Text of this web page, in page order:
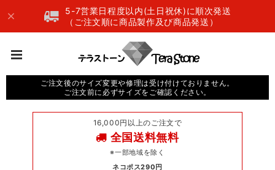
5-7営業日程度以内(土日祝休)に順次発送
（ご注文順に商品製作及び商品発送）
ご注文後のサイズ変更や修理は受け付けておりません。
ご注文前に必ずサイズをご確認ください。
16,000円以上のご注文で
全国送料無料
※一部地域を除く
ネコポス290円